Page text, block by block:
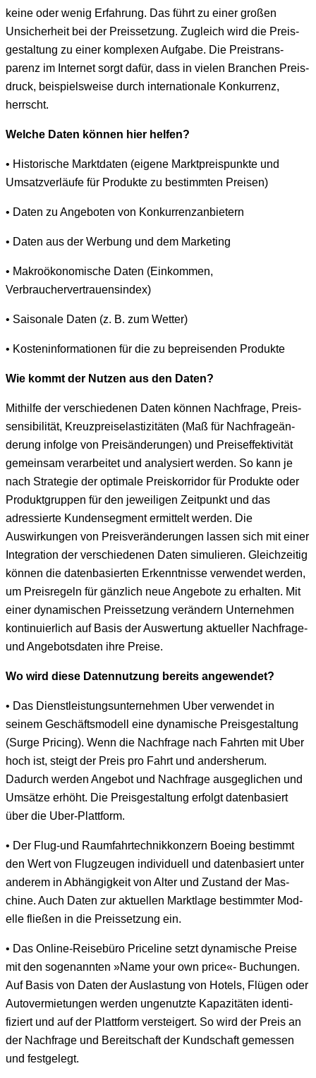
keine oder wenig Erfahrung. Das führt zu ein­er großen
Unsicher­heit bei der Preis­set­zung. Zugle­ich wird die Preis­
gestal­tung zu ein­er kom­plex­en Auf­gabe. Die Preis­trans­
parenz im Inter­net sorgt dafür, dass in vie­len Branchen Preis­
druck, beispiel­sweise durch inter­na­tionale Konkur­renz,
herrscht.
Welche Dat­en kön­nen hier helfen?
• His­torische Mark­t­dat­en (eigene Mark­t­preis­punk­te und
Umsatzver­läufe für Pro­duk­te zu bes­timmten Preisen)
• Dat­en zu Ange­boten von Konkurrenzanbietern
• Dat­en aus der Wer­bung und dem Marketing
• Makroökonomis­che Dat­en (Einkom­men,
Verbrauchervertrauensindex)
• Saisonale Dat­en (z. B. zum Wetter)
• Kosten­in­for­ma­tio­nen für die zu bepreisenden Produkte
Wie kommt der Nutzen aus den Daten?
Mith­il­fe der ver­schiede­nen Dat­en kön­nen Nach­frage, Preis­
sensi­bil­ität, Kreuzpreise­las­tiz­itäten (Maß für Nach­frageän­
derung infolge von Preisän­derun­gen) und Preis­ef­fek­tiv­ität
gemein­sam ver­ar­beit­et und analysiert wer­den. So kann je
nach Strate­gie der opti­male Preisko­r­ri­dor für Pro­duk­te oder
Pro­duk­t­grup­pen für den jew­eili­gen Zeit­punkt und das
adressierte Kun­denseg­ment ermit­telt wer­den. Die
Auswirkun­gen von Preisverän­derun­gen lassen sich mit ein­er
Inte­gra­tion der ver­schiede­nen Dat­en simulieren. Gle­ichzeit­ig
kön­nen die daten­basierten Erken­nt­nisse ver­wen­det wer­den,
um Preis­regeln für gän­zlich neue Ange­bote zu erhal­ten. Mit
ein­er dynamis­chen Preis­set­zung verän­dern Unternehmen
kon­tinuier­lich auf Basis der Auswer­tung aktueller Nach­frage-
und Ange­bots­dat­en ihre Preise.
Wo wird diese Daten­nutzung bere­its angewendet?
• Das Dien­stleis­tung­sun­ternehmen Uber ver­wen­det in
seinem Geschäftsmod­ell eine dynamis­che Preis­gestal­tung
(Surge Pric­ing). Wenn die Nach­frage nach Fahrten mit Uber
hoch ist, steigt der Preis pro Fahrt und ander­sherum.
Dadurch wer­den Ange­bot und Nach­frage aus­geglichen und
Umsätze erhöht. Die Preis­gestal­tung erfol­gt daten­basiert
über die Uber-Plattform.
• Der Flug-und Raum­fahrtech­nikkonz­ern Boe­ing bes­timmt
den Wert von Flugzeu­gen indi­vidu­ell und daten­basiert unter
anderem in Abhängigkeit von Alter und Zus­tand der Mas­
chine. Auch Dat­en zur aktuellen Mark­t­lage bes­timmter Mod­
elle fließen in die Preis­set­zung ein.
• Das Online-Reise­büro Price­line set­zt dynamis­che Preise
mit den soge­nan­nten »Name your own price«- Buchun­gen.
Auf Basis von Dat­en der Aus­las­tung von Hotels, Flü­gen oder
Autover­mi­etun­gen wer­den ungenutzte Kapaz­itäten iden­ti­
fiziert und auf der Plat­tform ver­steigert. So wird der Preis an
der Nach­frage und Bere­itschaft der Kund­schaft gemessen
und festgelegt.